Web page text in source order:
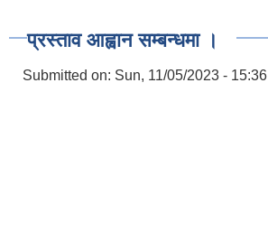
प्रस्ताव आह्वान सम्बन्धमा ।
Submitted on: Sun, 11/05/2023 - 15:36